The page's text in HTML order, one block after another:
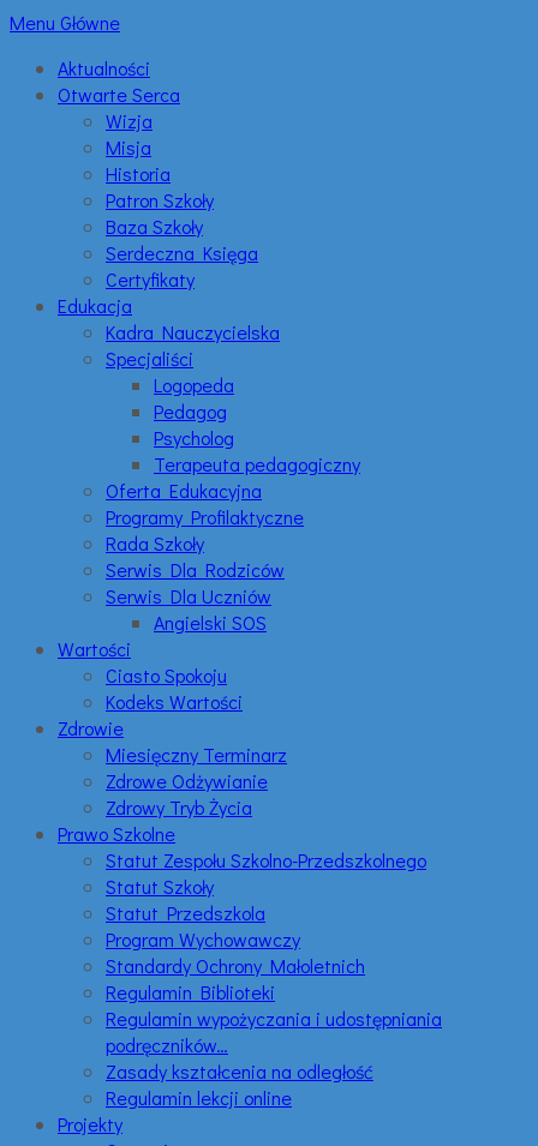
Menu Główne
Aktualności
Otwarte Serca
Wizja
Misja
Historia
Patron Szkoły
Baza Szkoły
Serdeczna Księga
Certyfikaty
Edukacja
Kadra Nauczycielska
Specjaliści
Logopeda
Pedagog
Psycholog
Terapeuta pedagogiczny
Oferta Edukacyjna
Programy Profilaktyczne
Rada Szkoły
Serwis Dla Rodziców
Serwis Dla Uczniów
Angielski SOS
Wartości
Ciasto Spokoju
Kodeks Wartości
Zdrowie
Miesięczny Terminarz
Zdrowe Odżywianie
Zdrowy Tryb Życia
Prawo Szkolne
Statut Zespołu Szkolno-Przedszkolnego
Statut Szkoły
Statut Przedszkola
Program Wychowawczy
Standardy Ochrony Małoletnich
Regulamin Biblioteki
Regulamin wypożyczania i udostępniania
podręczników…
Zasady kształcenia na odległość
Regulamin lekcji online
Projekty